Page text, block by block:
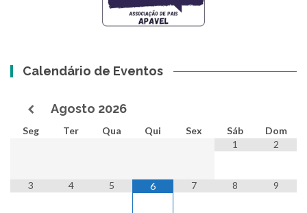
Calendário de Eventos
Agosto 2026
Seg Ter Qua Qui Sex Sáb
Dom
1
2
3 4 5 6 7 8 9